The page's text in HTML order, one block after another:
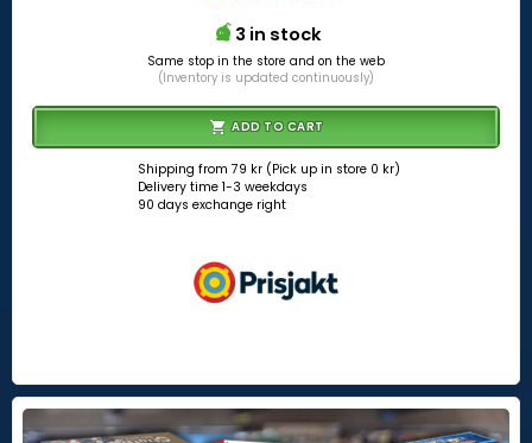
3 in stock
Same stop in the store and on the web
(Inventory is updated continuously)
ADD TO CART
Shipping from 79 kr (Pick up in store 0 kr)
Delivery time 1-3 weekdays
90 days exchange right